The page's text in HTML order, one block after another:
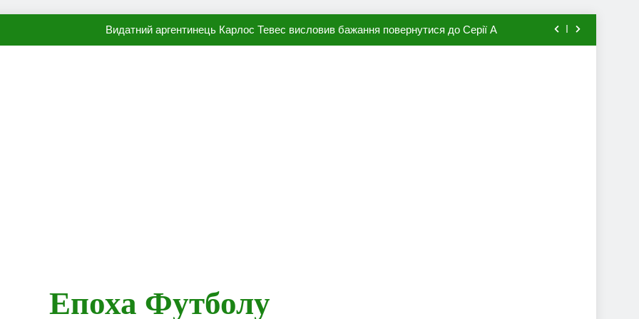
Видатний аргентинець Карлос Тевес висловив бажання повернутися до Серії А
Епоха Футболу